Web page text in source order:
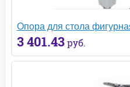
Опора для стола
3 401.43 руб.